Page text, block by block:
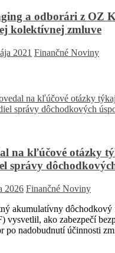
a odborári z OZ
kolektívnej zmluve
2021 Finančné Noviny
na kľúčové otázky
správy
2026 Finančné Noviny
akumulatívny dôchodkový
vysvetlil, ako zabezpečí
po nadobudnutí účinnosti